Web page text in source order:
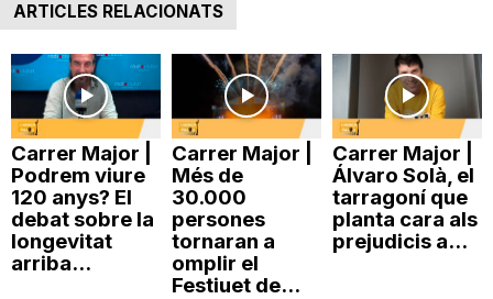
ARTICLES RELACIONATS
Carrer Major |
Podrem viure
120 anys? El
debat sobre la
longevitat
arriba...
Carrer Major |
Més de
30.000
persones
tornaran a
omplir el
Festiuet de...
Carrer Major |
Álvaro Solà, el
tarragoní que
planta cara als
prejudicis a...